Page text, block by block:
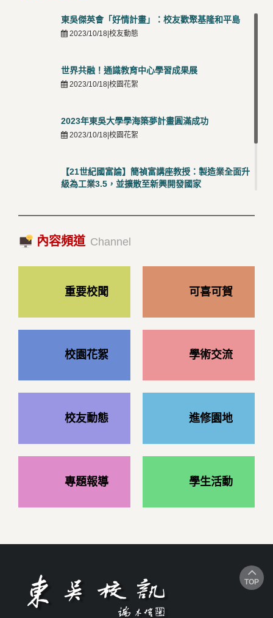
東吳傑英會「好情計畫」：校友歡聚基隆和平島
2023/10/18|校友動態
世界共融！通識教育中心學習成果展
2023/10/18|校園花絮
2023年東吳大學學海築夢計畫圓滿成功
2023/10/18|校園花絮
【21世紀國富論】簡禎富講座教授：製造業全面升
級為工業3.5，並擴散至新興開發國家
2023/10/18|推薦閱讀
內容頻道 Channel
重要校聞 可喜可賀
校園花絮 學術交流
校友動態 進修園地
專題報導 學生活動
TOP